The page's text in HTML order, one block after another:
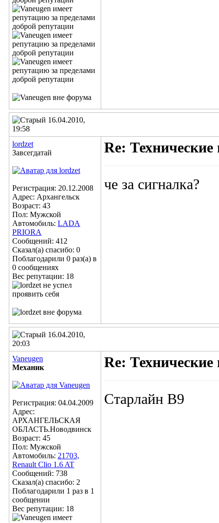
16.04.2010,
19:58
lordzet
Завсегдатай
Регистрация: 20.12.2008
Адрес: Архангельск
Возраст: 43
Пол: Мужской
Автомобиль: LADA
PRIORA
Сообщений: 412
Сказал(а) спасибо: 0
Поблагодарили 0 раз(а) в
0 сообщениях
Вес репутации: 18
Re:
че за сигналка?
16.04.2010,
20:03
Vaneugen
Механик
Регистрация: 04.04.2009
Адрес:
АРХАНГЕЛЬСКАЯ
ОБЛАСТЬ.Новодвинск
Возраст: 45
Пол: Мужской
Автомобиль: 21703,
Renault Clio 1.6 AT
Сообщений: 738
Сказал(а) спасибо: 2
Поблагодарили 1 раз в 1
сообщении
Вес репутации: 18
Re:
Старлайн В9